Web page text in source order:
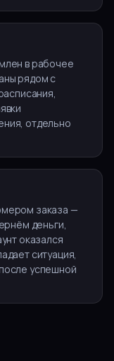
в рабочее
рядом с
отдельно
заказа —
деньги,
оказался
ситуация,
успешной